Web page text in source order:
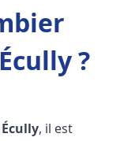
?
Écully, il est